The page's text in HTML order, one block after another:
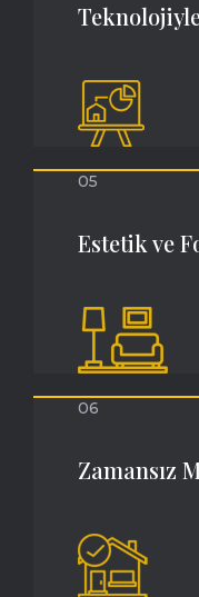
05
Estetik ve
06
Zamansız